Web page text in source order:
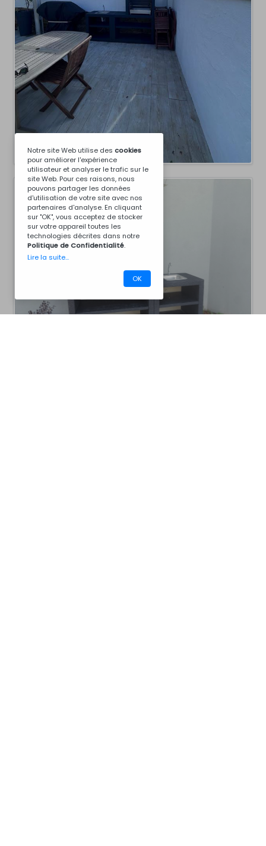
Notre site Web utilise des cookies
pour améliorer l'expérience
utilisateur et analyser le trafic sur le
site Web. Pour ces raisons, nous
pouvons partager les données
d'utilisation de votre site avec nos
partenaires d'analyse. En cliquant
sur "OK", vous acceptez de stocker
sur votre appareil toutes les
technologies décrites dans notre
Politique de Confidentialité.
Lire la suite...
OK